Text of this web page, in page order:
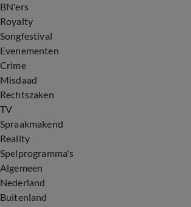
BN'ers
Royalty
Songfestival
Evenementen
Crime
Misdaad
Rechtszaken
TV
Spraakmakend
Reality
Spelprogramma's
Algemeen
Nederland
Buitenland